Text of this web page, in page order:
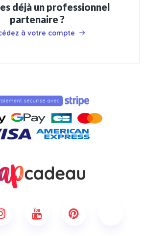
déjà un professionnel
partenaire ?
à votre compte